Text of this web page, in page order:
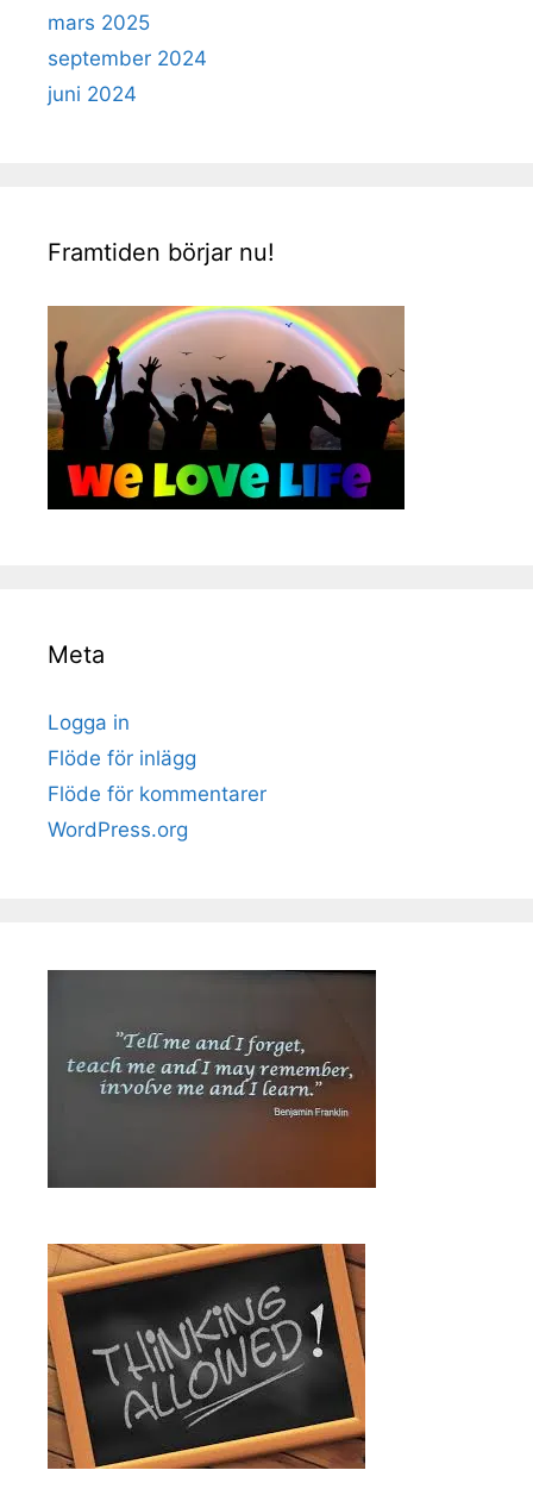
mars 2025
september 2024
juni 2024
Framtiden börjar nu!
Meta
Logga in
Flöde för inlägg
Flöde för kommentarer
WordPress.org